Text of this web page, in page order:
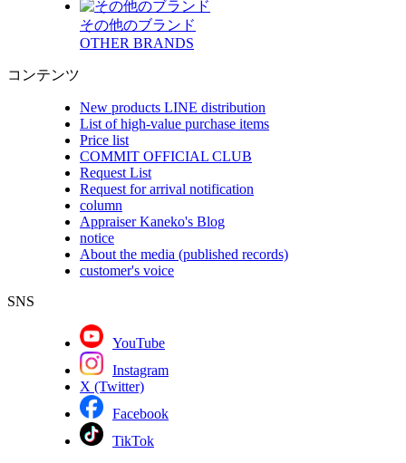
その他のブランド
OTHER BRANDS
コンテンツ
New products LINE distribution
List of high-value purchase items
Price list
COMMIT OFFICIAL CLUB
Request List
Request for arrival notification
column
Appraiser Kaneko's Blog
notice
About the media (published records)
customer's voice
SNS
YouTube
Instagram
X (Twitter)
Facebook
TikTok